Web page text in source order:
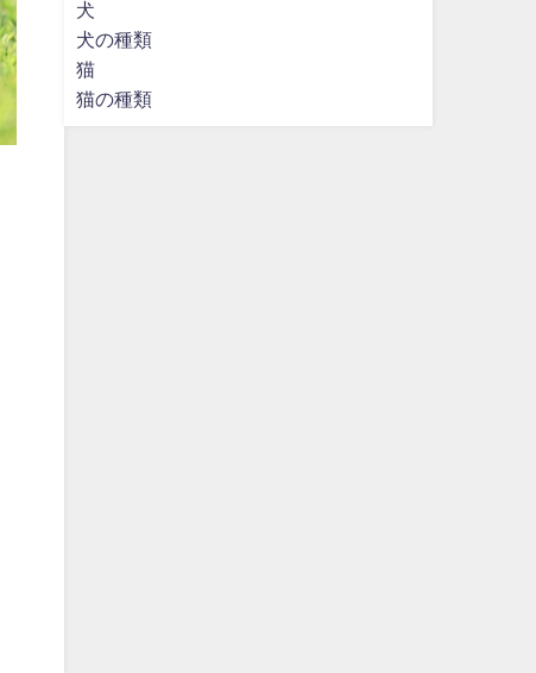
犬
犬の種類
猫
猫の種類